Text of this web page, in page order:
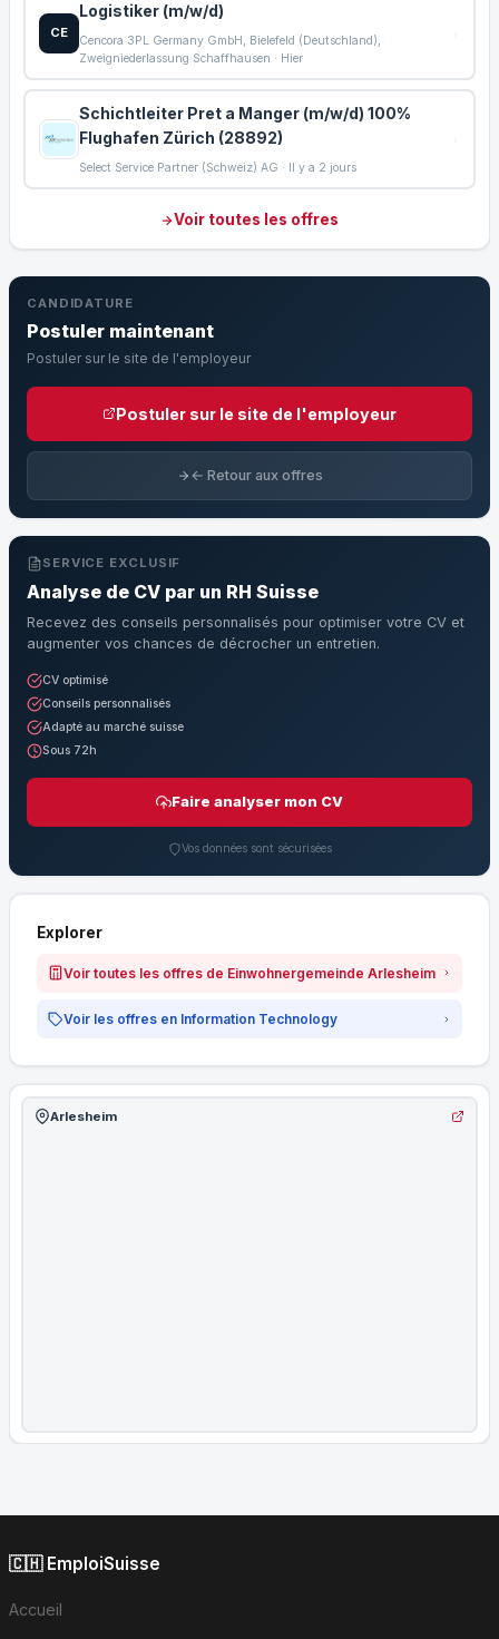
CE
Logistiker (m/w/d)
Cencora 3PL Germany GmbH, Bielefeld (Deutschland),
Zweigniederlassung Schaffhausen · Hier
Schichtleiter Pret a Manger (m/w/d) 100%
Flughafen Zürich (28892)
Select Service Partner (Schweiz) AG · Il y a 2 jours
Voir toutes les offres
CANDIDATURE
Postuler maintenant
Postuler sur le site de l'employeur
Postuler sur le site de l'employeur
← Retour aux offres
SERVICE EXCLUSIF
Analyse de CV par un RH Suisse
Recevez des conseils personnalisés pour optimiser votre CV et
augmenter vos chances de décrocher un entretien.
CV optimisé
Conseils personnalisés
Adapté au marché suisse
Sous 72h
Faire analyser mon CV
Vos données sont sécurisées
Explorer
Voir toutes les offres de Einwohnergemeinde Arlesheim
Voir les offres en Information Technology
Arlesheim
🇨🇭 EmploiSuisse
Accueil